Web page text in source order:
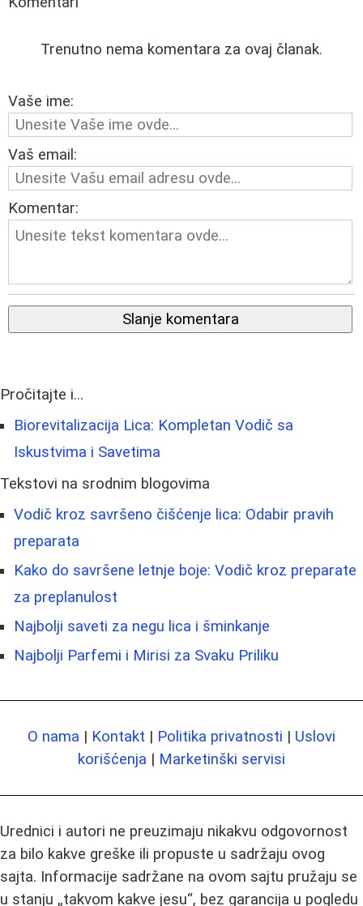
Trenutno nema komentara za ovaj članak.
Vaše ime:
Vaš email:
Komentar:
Slanje komentara
Pročitajte i...
Biorevitalizacija Lica: Kompletan Vodič sa
Iskustvima i Savetima
Tekstovi na srodnim blogovima
Vodič kroz savršeno čišćenje lica: Odabir pravih
preparata
Kako do savršene letnje boje: Vodič kroz preparate
za preplanulost
Najbolji saveti za negu lica i šminkanje
Najbolji Parfemi i Mirisi za Svaku Priliku
O nama | Kontakt | Politika privatnosti | Uslovi
korišćenja | Marketinški servisi
Urednici i autori ne preuzimaju nikakvu odgovornost
za bilo kakve greške ili propuste u sadržaju ovog
sajta. Informacije sadržane na ovom sajtu pružaju se
u stanju „takvom kakve jesu“, bez garancija u pogledu